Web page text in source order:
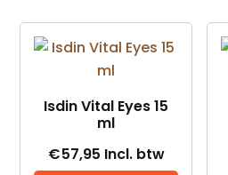
Isdin Vital Eyes 15
ml
€57,95 Incl. btw